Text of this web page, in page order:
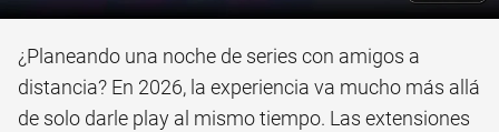
¿Planeando una noche de series con amigos a
distancia? En 2026, la experiencia va mucho más allá
de solo darle play al mismo tiempo. Las extensiones